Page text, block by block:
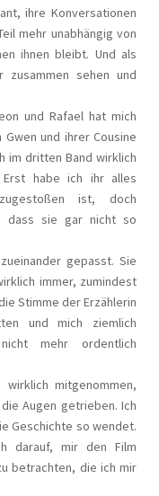
ihre Konversationen
mehr unabhängig von
ihnen bleibt. Und als
sehen und
und Rafael hat mich
und ihrer Cousine
im dritten Band wirklich
habe ich ihr alles
ist, doch
dass sie gar nicht so
gepasst. Sie
immer, zumindest
Stimme der Erzählerin
und mich ziemlich
mehr ordentlich
wirklich mitgenommen,
Augen getrieben. Ich
Geschichte so wendet.
darauf, mir den Film
betrachten, die ich mir